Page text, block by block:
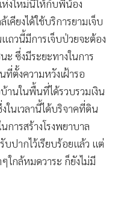
ห่งใหม่นี้ให้กับพี่น้อง
คียงได้ใช้บริการยามเจ็บ
ถวนี้มีการเจ็บป่วยจะต้อง
ะ ซึ่งมีระยะทางในการ
ตั้งความหวังเฝ้ารอ
านในพื้นที่ได้รวบรวมเงิน
ในเวลานี้ได้บริจาคที่ดิน
การสร้างโรงพยาบาล
ปากไว้เรียบร้อยแล้ว แต่
ใกล้หมดวาระ ก็ยังไม่มี